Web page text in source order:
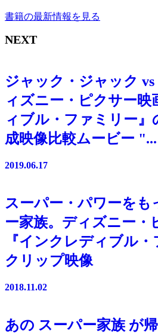
書籍の最新情報を見る
NEXT
ジャック・ジャック
ィズニー・ピクサー映
ィブル・ファミリー
成映像比較ムービー "...
2019.06.17
スーパー・パワーをも
ー家族。ディズニー・
『インクレディブル
クリップ映像
2018.11.02
あの スーパー家族 が